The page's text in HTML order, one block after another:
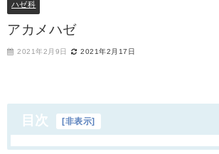
ハゼ科
アカメハゼ
2021年2月9日 2021年2月17日
目次 [非表示]